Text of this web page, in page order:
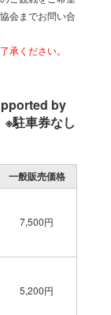
会までお問い合
承ください。
by
※駐車券なし
一般販売価格
7,500円
5,200円